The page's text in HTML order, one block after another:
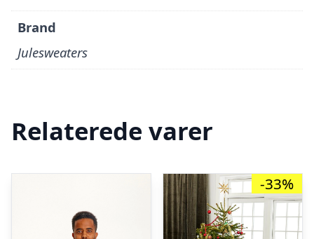
Brand
Julesweaters
Relaterede varer
-33%